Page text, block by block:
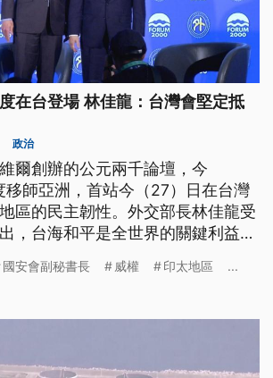
在台登場 林佳龍：台灣會堅定抵
政治
爾創辦的公元兩千論壇，今
移師亞洲，首站今（27）日在台灣
區的民主韌性。外交部長林佳龍受
，台海和平是全世界的關鍵利益，
敏充昨（26）日在四方安全對話場
國安會副秘書長 威權 印太地區 ...